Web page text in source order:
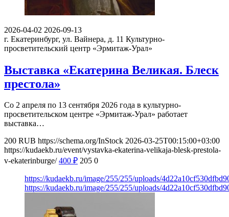
2026-04-02 2026-09-13
г. Екатеринбург, ул. Вайнера, д. 11 Культурно-
просветительский центр «Эрмитаж-Урал»
Выставка «Екатерина Великая. Блеск
престола»
Со 2 апреля по 13 сентября 2026 года в культурно-
просветительском центре «Эрмитаж-Урал» работает
выставка…
200 RUB https://schema.org/InStock 2026-03-25T00:15:00+03:00
https://kudaekb.ru/event/vystavka-ekaterina-velikaja-blesk-prestola-
v-ekaterinburge/ 400 ₽ 205 0
https://kudaekb.ru/image/255/255/uploads/
https://kudaekb.ru/image/255/255/uploads/